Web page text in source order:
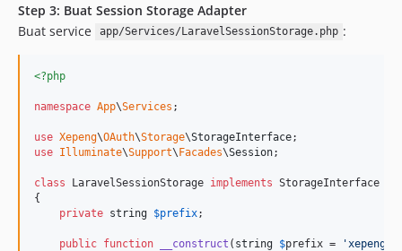
Step 3: Buat Session Storage Adapter
Buat service
app/Services/LaravelSessionStorage.php :
<?php
namespace App\Services ;
use Xepeng\OAuth\Storage\StorageInterface
use Illuminate\Support\Facades\Session;
class LaravelSessionStorage implements StorageInterface
{
private string $prefix;
public function __construct ( string $prefix = '